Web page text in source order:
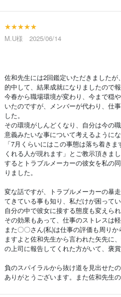
★★★★★
M.U様 2025/06/14
佐和先生には2回鑑定いただきました
的中して、結果成就になりましたので報
今春から職場環境が変わり、今まで穏
いたのですが、メンバーが代わり、仕
した。
その環境がしんどくなり、自分は今の
意義みたいな事について考えるように
「7月くらいにはこの事態は落ち着き
くれる人が現れます」とご教示頂きまし
するとトラブルメーカーの彼女を私の
りました。
変な話ですが、トラブルメーカーの暴
てきている事も知り、私だけが困って
自分の中で彼女に接する態度も変えら
その効果もあって、仕事のストレスは軽
また〇〇さん(私)は仕事の評価も周り
ますよと佐和先生から言われた矢先に
の上司に報告してくれた方がいて、褒賞
負のスパイラルから抜け道を見出せた
ありがとうございます。また佐和先生